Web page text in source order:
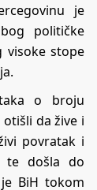
je
političke
visoke stope
o broju
da žive i
povratak i
te došla do
BiH tokom